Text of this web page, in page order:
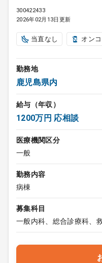
300422433
2026年02月13日更新
当直なし オン
勤務地
鹿児島県内
給与（年収）
1200万円 応相談
医療機関区分
一般
勤務内容
病棟
募集科目
一般内科、総合診療科、